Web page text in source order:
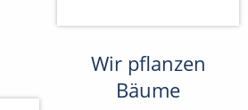
Wir pflanzen
Bäume